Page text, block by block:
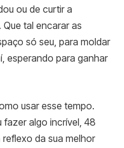
ou de curtir a
tal encarar as
só seu, para moldar
esperando para ganhar
usar esse tempo.
fazer algo incrível, 48
da sua melhor